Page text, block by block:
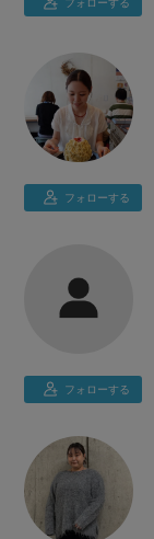
フォローする
フォローする